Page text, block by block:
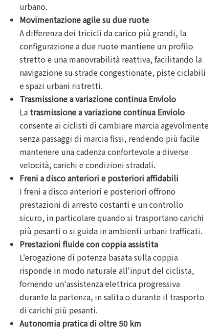
urbano.
Movimentazione agile su due ruote
A differenza dei tricicli da carico più grandi, la
configurazione a due ruote mantiene un profilo
stretto e una manovrabilità reattiva, facilitando la
navigazione su strade congestionate, piste ciclabili
e spazi urbani ristretti.
Trasmissione a variazione continua Enviolo
La trasmissione a variazione continua Enviolo
consente ai ciclisti di cambiare marcia agevolmente
senza passaggi di marcia fissi, rendendo più facile
mantenere una cadenza confortevole a diverse
velocità, carichi e condizioni stradali.
Freni a disco anteriori e posteriori affidabili
I freni a disco anteriori e posteriori offrono
prestazioni di arresto costanti e un controllo
sicuro, in particolare quando si trasportano carichi
più pesanti o si guida in ambienti urbani trafficati.
Prestazioni fluide con coppia assistita
L'erogazione di potenza basata sulla coppia
risponde in modo naturale all'input del ciclista,
fornendo un'assistenza elettrica progressiva
durante la partenza, in salita o durante il trasporto
di carichi più pesanti.
Autonomia pratica di oltre 50 km